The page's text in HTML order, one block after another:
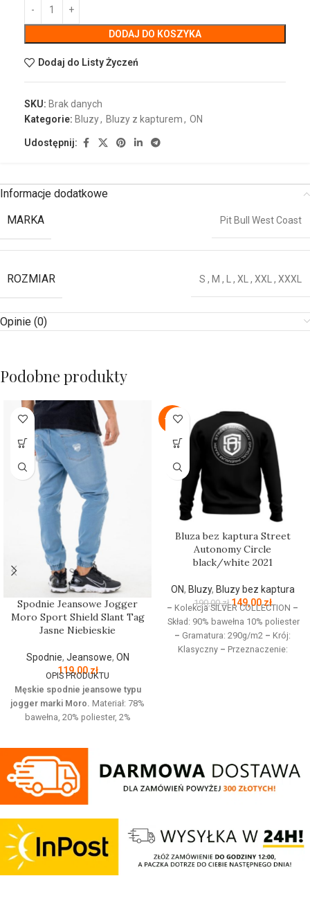
DODAJ DO KOSZYKA
Dodaj do Listy Życzeń
SKU: Brak danych
Kategorie: Bluzy, Bluzy z kapturem, ON
Udostępnij:
Informacje dodatkowe
MARKA
Pit Bull West Coast
ROZMIAR S , M , , XL , XXL , XXXL
Opinie (0)
Podobne produkty
Spodnie Jeansowe Jogger
Moro Sport Shield Slant Tag
Jasne Niebieskie
Spodnie, Jeansowe, ON
119,00zł
OPIS PRODUKTU
Męskie spodnie jeansowe typu
jogger marki Moro. Materiał: 78%
bawełna, 20% poliester, 2%
kroju. Posiadają cztery kieszenie i
regulowana gumę w pasie która
zapewnia idealne dopasowanie w
talii.
odpowiednio dobranym
materiałom.
Elastan
-22%
Bluza bez kaptura Street
Autonomy Circle
black/white 2021
ON, Bluzy, Bluzy bez kaptura
190,00zł 149,00zł
– Kolekcja SILVER COLLECTION –
Skład: 90% bawełna 10% poliester
– Gramatura: 290g/m2 – Krój:
Klasyczny – Przeznaczenie: